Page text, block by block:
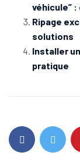
véhicule”
Ripage
solutions
Installer
pratique